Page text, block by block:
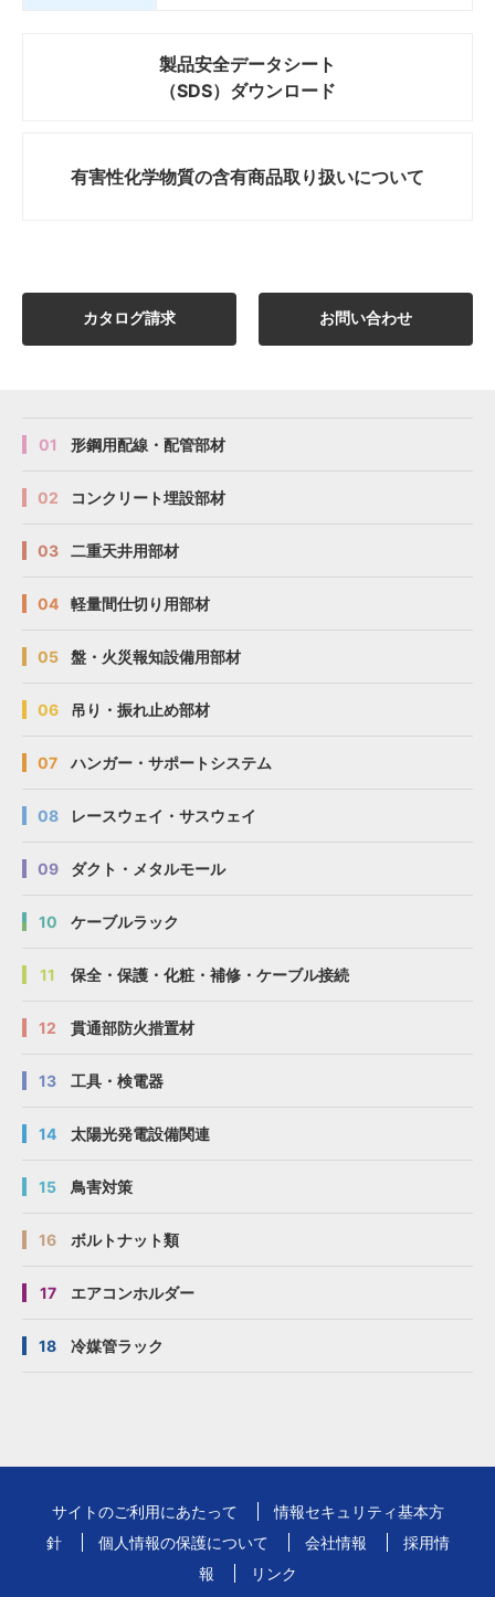
製品安全データシート
（SDS）ダウンロード
有害性化学物質の含有商品取り扱いについて
カタログ請求 お問い合わせ
01 形鋼用配線・配管部材
02 コンクリート埋設部材
03 二重天井用部材
04 軽量間仕切り用部材
05 盤・火災報知設備用部材
06 吊り・振れ止め部材
07 ハンガー・サポートシステム
08 レースウェイ・サスウェイ
09 ダクト・メタルモール
10 ケーブルラック
11 保全・保護・化粧・補修・ケーブル接続
12 貫通部防火措置材
13 工具・検電器
14 太陽光発電設備関連
15 鳥害対策
16 ボルトナット類
17 エアコンホルダー
18 冷媒管ラック
サイトのご利用にあたって
情報セキュリティ基本方
針
個人情報の保護について 会社情報
採用情
報
リンク